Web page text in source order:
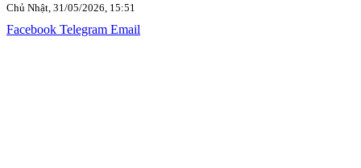
Chủ Nhật, 31/05/2026, 15:51
Facebook Telegram Email